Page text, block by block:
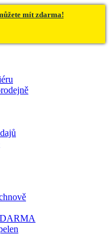
mít zdarma!